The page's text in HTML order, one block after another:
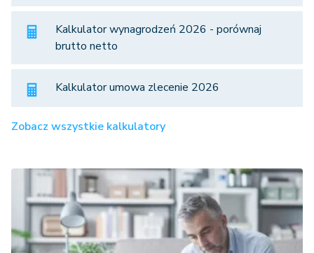
Kalkulator wynagrodzeń 2026 - porównaj
brutto netto
Kalkulator umowa zlecenie 2026
Zobacz wszystkie kalkulatory